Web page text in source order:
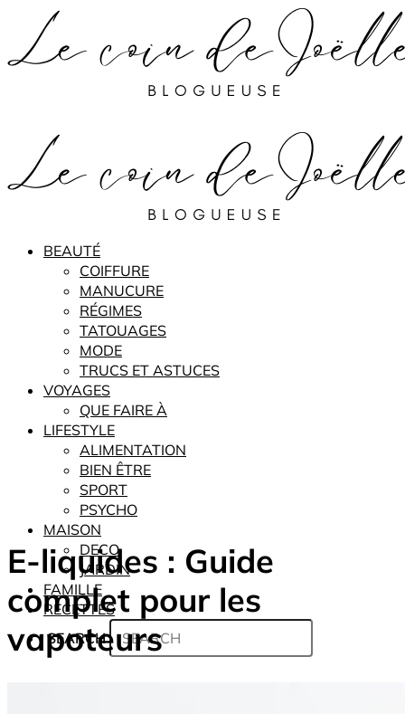
BEAUTÉ
COIFFURE
MANUCURE
RÉGIMES
TATOUAGES
MODE
TRUCS ET ASTUCES
VOYAGES
QUE FAIRE À
LIFESTYLE
ALIMENTATION
BIEN ÊTRE
SPORT
PSYCHO
MAISON
DECO
JARDIN
FAMILLE
RECETTES
SEARCH
E-liquides : Guide
complet pour les
vapoteurs